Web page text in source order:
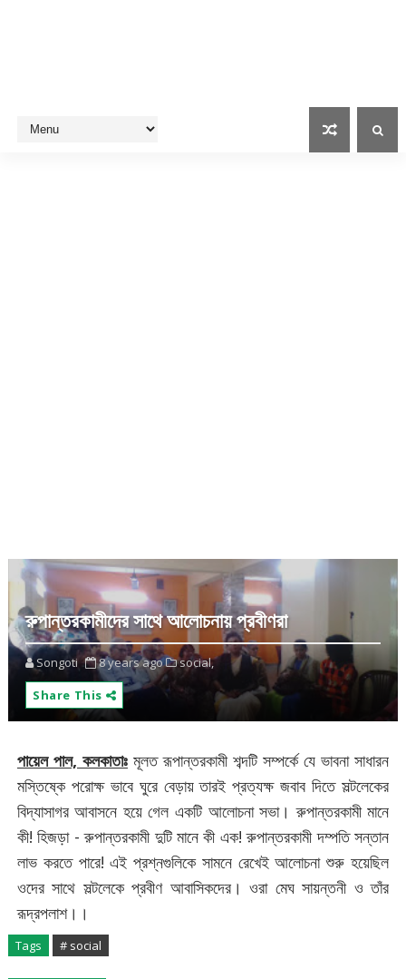
রুপান্তরকামীদের সাথে আলোচনায় প্রবীণরা
Songoti 8 years ago
social,
Share This
পায়েল পাল, কলকাতাঃমূলত রূপান্তরকামী শব্দটি সম্পর্কে যে ভাবনা সাধারন
মস্তিষ্কে পরোক্ষ ভাবে ঘুরে বেড়ায় তারই প্রত্যক্ষ জবাব দিতে সল্টলেকের
বিদ্যাসাগর আবাসনে হয়ে গেল একটি আলোচনা সভা। রুপান্তরকামী মানে
কী! হিজড়া - রুপান্তরকামী দুটি মানে কী এক! রুপান্তরকামী দম্পতি সন্তান
লাভ করতে পারে! এই প্রশ্নগুলিকে সামনে রেখেই আলোচনা শুরু হয়েছিল
ওদের সাথে সল্টলেকে প্রবীণ আবাসিকদের। ওরা মেঘ সায়ন্তনী ও তাঁর
রূদ্রপলাশ।।
Tags # social